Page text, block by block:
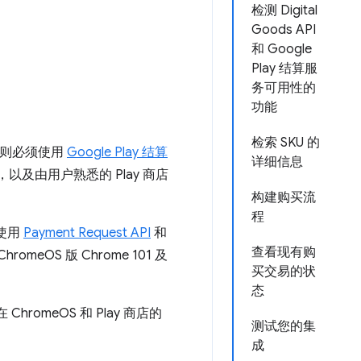
检测 Digital
Goods API
和 Google
Play 结算服
务可用性的
功能
检索 SKU 的
详细信息
构建购买流
程
查看现有购
买交易的状
态
测试您的集
成
必须使用 Google Play 结算
以及由用户熟悉的 Play 商店
用 Payment Request API 和
版 Chrome 101 及
ChromeOS 和 Play 商店的